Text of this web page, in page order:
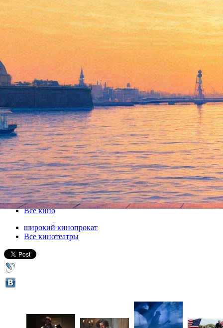
«Президент Линкольн:
Охотник на вампиров»
06 июня 2012, среда-18 июля 2012, среда
Версия для печати
Все кино
широкий кинопрокат
Все кинотеатры